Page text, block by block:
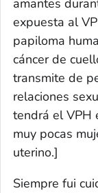
amantes
expuesta al
papiloma
cáncer de
transmite de
relaciones
tendrá el VPH
muy pocas
uterino.]
Siempre fui